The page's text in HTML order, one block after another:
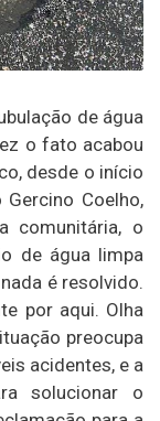
de água
o fato acabou
desde o início
Coelho,
comunitária, o
de água limpa
é resolvido.
por aqui. Olha
preocupa
acidentes, e a
solucionar o